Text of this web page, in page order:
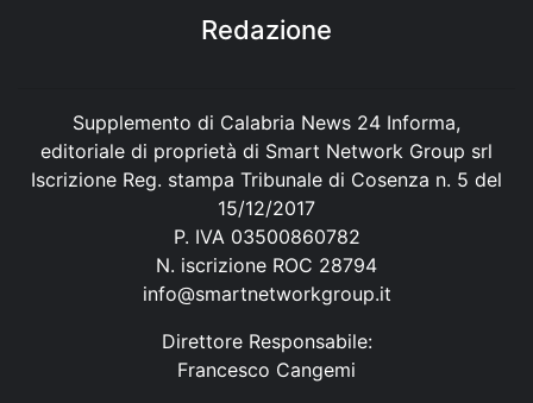
Redazione
Supplemento di Calabria News 24 Informa,
editoriale di proprietà di Smart Network Group srl
Iscrizione Reg. stampa Tribunale di Cosenza n. 5 del
15/12/2017
P. IVA 03500860782
N. iscrizione ROC 28794
info@smartnetworkgroup.it
Direttore Responsabile:
Francesco Cangemi